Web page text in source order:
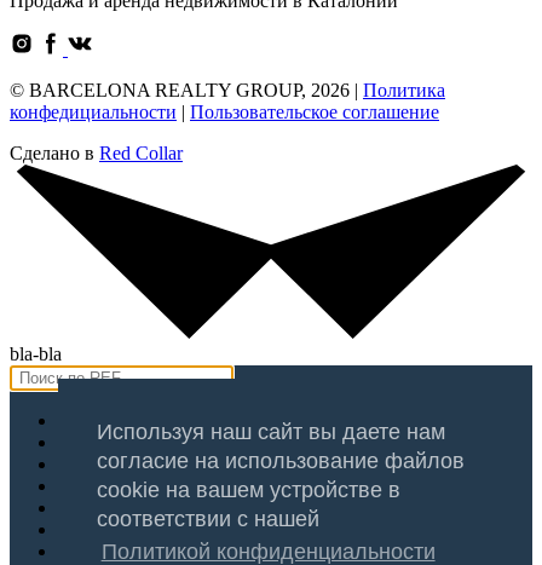
Используя наш сайт вы даете нам
согласие на использование файлов
cookie на вашем устройстве в
соответствии с нашей
Политикой конфиденциальности
© BARCELONA REALTY GROUP, 2026 | Политика
конфедициальности | Пользовательское соглашение
Сделано в Red Collar
bla-bla
Продажа
Аренда
Оценка
Услуги
О Компании